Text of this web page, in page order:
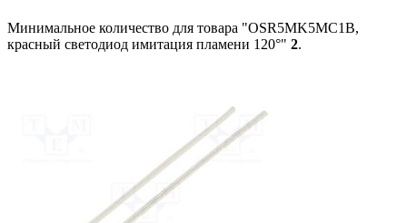
Минимальное количество для товара "OSR5MK5MC1B,
красный светодиод имитация пламени 120°" 2.